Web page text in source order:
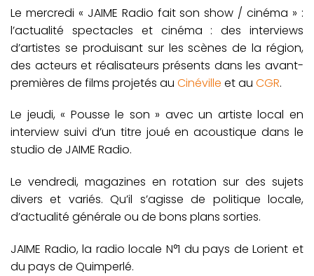
Le mercredi « JAIME Radio fait son show / cinéma » :
l’actualité spectacles et cinéma : des interviews
d’artistes se produisant sur les scènes de la région,
des acteurs et réalisateurs présents dans les avant-
premières de films projetés au Cinéville et au CGR.
Le jeudi, « Pousse le son » avec un artiste local en
interview suivi d’un titre joué en acoustique dans le
studio de JAIME Radio.
Le vendredi, magazines en rotation sur des sujets
divers et variés. Qu’il s’agisse de politique locale,
d’actualité générale ou de bons plans sorties.
JAIME Radio, la radio locale N°1 du pays de Lorient et
du pays de Quimperlé.